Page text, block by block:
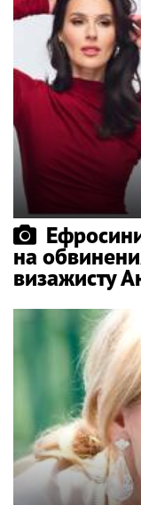
на
визажисту